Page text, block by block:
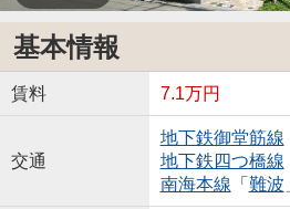
基本情報
賃料 7.1万円
交通
地下鉄御堂筋線
地下鉄四つ橋線
南海本線 「 難波